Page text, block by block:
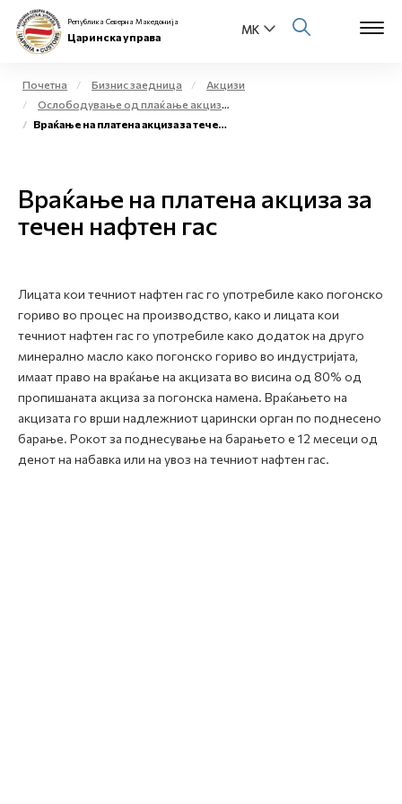
За нас
Open
Бизнис заедница
Open
Медиа центар
Контакт
Е-Весник
Република Северна Македонија
Царинска управа
Почетна Бизнис заедница
Акцизи
Ослободување од плаќање акциза и повластено користење на акцизни добра
Враќање на платена акциза за течен нафтен гас
Враќање на платена акциза за
течен нафтен гас
Лицата кои течниот нафтен гас го употребиле како погонско
гориво во процес на производство, како и лицата кои
течниот нафтен гас го употребиле како додаток на друго
минерално масло како погонско гориво во индустријата,
имаат право на враќање на акцизата во висина од 80% од
пропишаната акциза за погонска намена. Враќањето на
акцизата го врши надлежниот царински орган по поднесено
барање. Рокот за поднесување на барањето е 12 месеци од
денот на набавка или на увоз на течниот нафтен гас.